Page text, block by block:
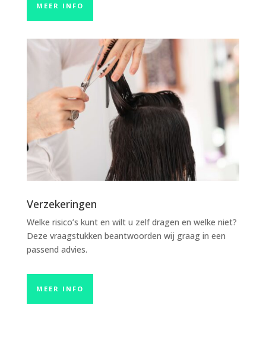
MEER INFO
Verzekeringen
Welke risico’s kunt en wilt u zelf dragen en welke niet?
Deze vraagstukken beantwoorden wij graag in een
passend advies.
MEER INFO